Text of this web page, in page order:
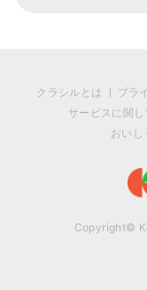
クラシルとは プラ
サービスに関
おいし
Copyright©